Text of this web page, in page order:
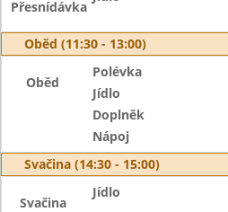
Přesnídávka
Oběd (11:30 - 13:00)
Oběd
Polévka
Jídlo
Doplněk
Nápoj
Svačina (14:30 - 15:00)
Svačina
Jídlo